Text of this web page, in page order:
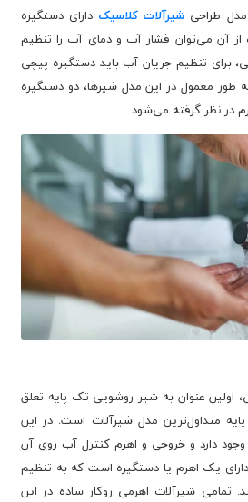
طراحی شیرآلات کلاسیک دارای دستگیره
آن می‌توان فشار آب و دمای آب را تنظیم
برای تنظیم جریان آب باید دستگیره پیچی
به طور معمول در این مدل شیرها، دو دستگیره
در نظر گرفته می‌شود.
اولین عنوان به شیر روشویی تک پایه تعلق
متداول‌ترین مدل شیرآلات است. در این
دارد و خروجی و اهرم کنترل آب روی آن
دارای یک اهرم یا دستگیره است که به تنظیم
شیرآلات اهرمی روکار ساده در این